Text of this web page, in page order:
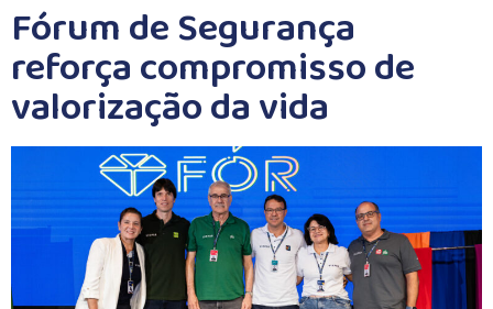
Fórum de Segurança
reforça compromisso de
valorização da vida